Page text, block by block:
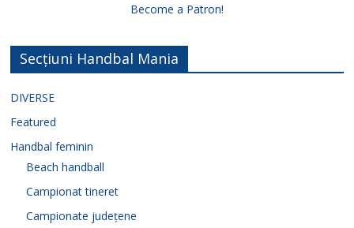
Become a Patron!
Secțiuni Handbal Mania
DIVERSE
Featured
Handbal feminin
Beach handball
Campionat tineret
Campionate județene